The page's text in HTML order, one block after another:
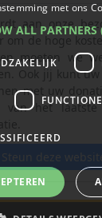
aan onze
om de hoge
moeten we
Ook jij kunt
met uw
van het laatste
Steun deze
met ons
ALL PARTNERS